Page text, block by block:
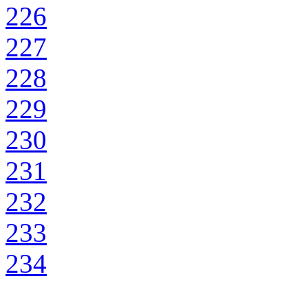
226
227
228
229
230
231
232
233
234